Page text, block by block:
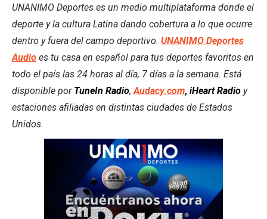
UNANIMO Deportes es un medio multiplataforma donde el
deporte y la cultura Latina dando cobertura a lo que ocurre
dentro y fuera del campo deportivo. UNANIMO Deportes
Audio es tu casa en español para tus deportes favoritos en
todo el país las 24 horas al día, 7 días a la semana. Está
disponible por TuneIn Radio, Audacy.com, iHeart Radio y
estaciones afiliadas en distintas ciudades de Estados
Unidos.